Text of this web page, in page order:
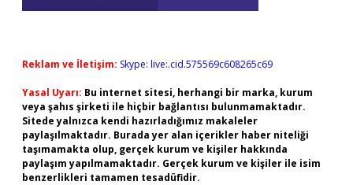
Reklam ve İletişim: Skype: live:.cid.575569c608265c69
Yasal Uyarı: Bu internet sitesi, herhangi bir marka, kurum
veya şahıs şirketi ile hiçbir bağlantısı bulunmamaktadır.
Sitede yalnızca kendi hazırladığımız makaleler
paylaşılmaktadır. Burada yer alan içerikler haber niteliği
taşımamakta olup, gerçek kurum ve kişiler hakkında
paylaşım yapılmamaktadır. Gerçek kurum ve kişiler ile isim
benzerlikleri tamamen tesadüfidir.